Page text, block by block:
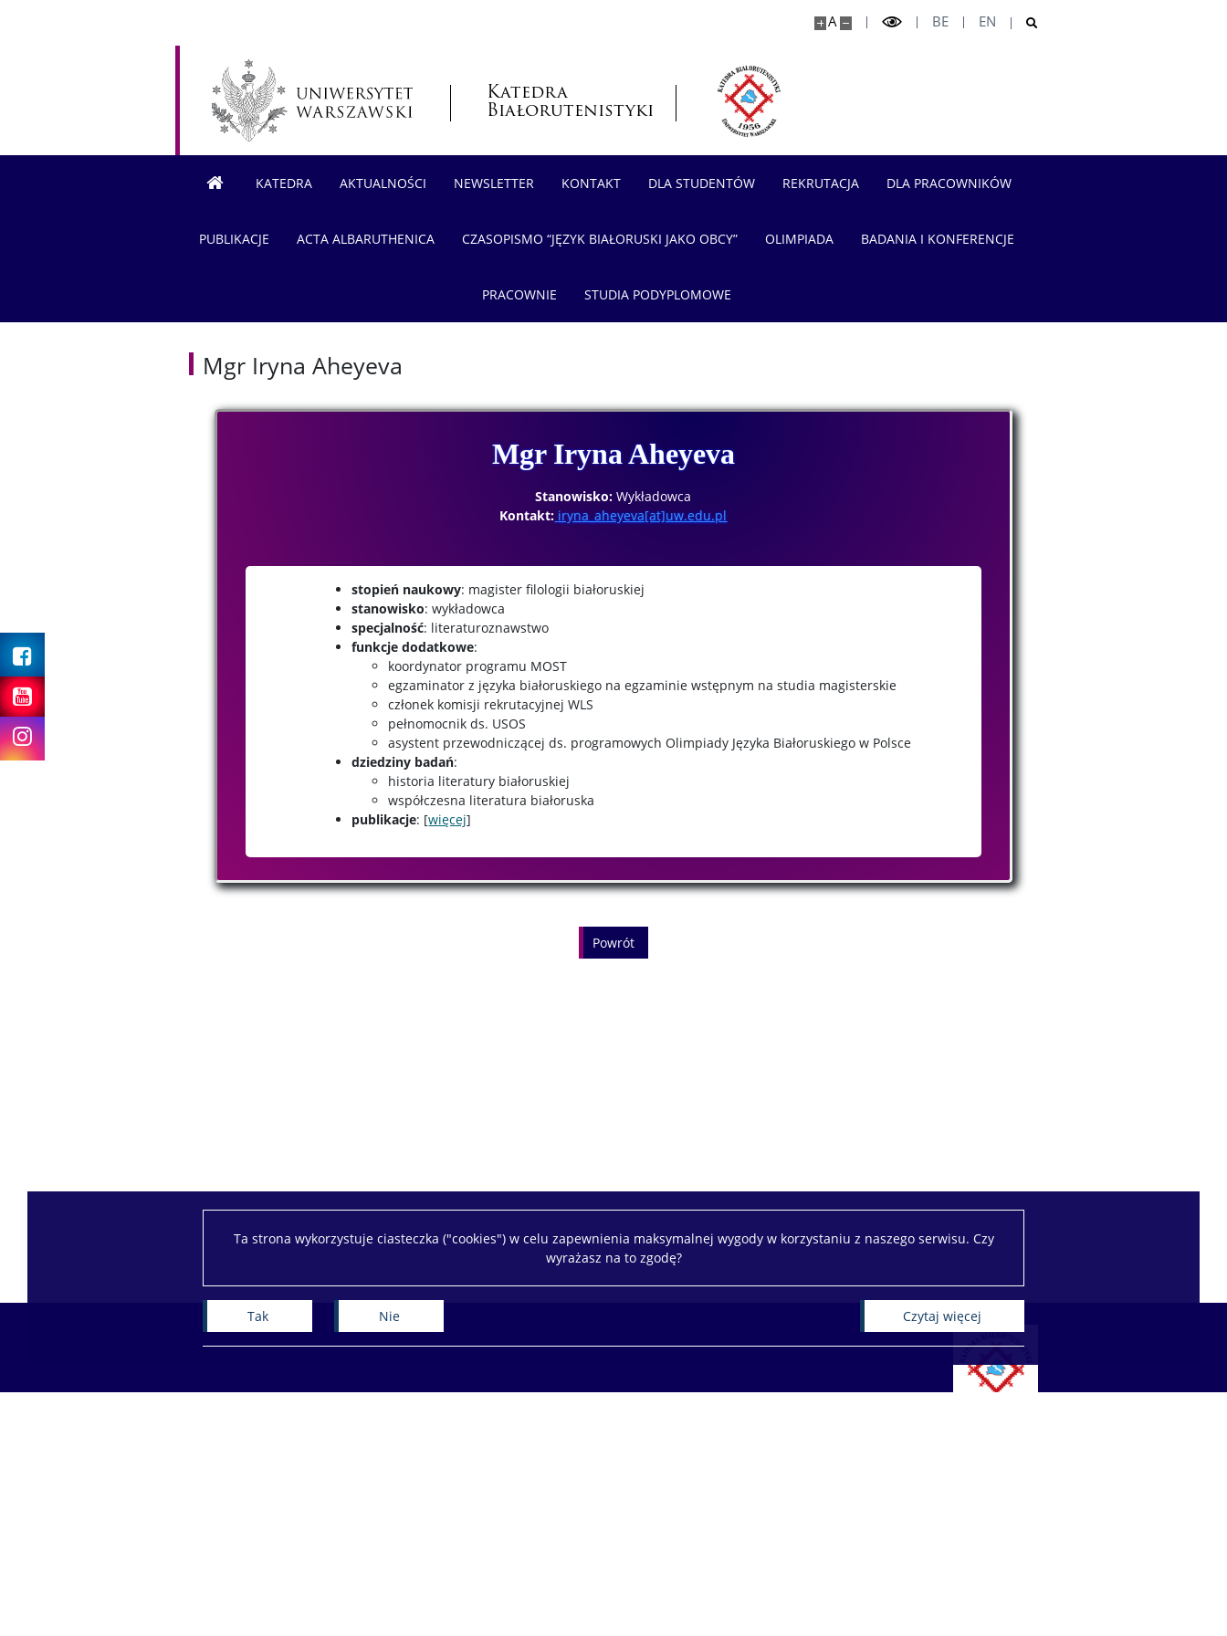
Ta strona wykorzystuje ciasteczka ("cookies") w celu zapewnienia maksymalnej wygody w korzystaniu z naszego serwisu. Czy
wyrażasz na to zgodę?
Tak Nie czytaj więcej
A BE EN
Katedra
Białorutenistyki
KATEDRA AKTUALNOŚCI NEWSLETTER KONTAKT DLA STUDENTÓW REKRUTACJA DLA PRACOWNIKÓW
PUBLIKACJE ACTA ALBARUTHENICA CZASOPISMO “JĘZYK BIAŁORUSKI JAKO OBCY” OLIMPIADA BADANIA I KONFERENCJE
PRACOWNIE STUDIA PODYPLOMOWE
Mgr Iryna Aheyeva
Mgr Iryna Aheyeva
Stanowisko: Wykładowca
Kontakt: iryna_aheyeva[at]uw.edu.pl
stopień naukowy: magister filologii białoruskiej
stanowisko: wykładowca
specjalność: literaturoznawstwo
funkcje dodatkowe:
koordynator programu MOST
egzaminator z języka białoruskiego na egzaminie wstępnym na studia magisterskie
członek komisji rekrutacyjnej WLS
pełnomocnik ds. USOS
asystent przewodniczącej ds. programowych Olimpiady Języka Białoruskiego w Polsce
dziedziny badań:
historia literatury białoruskiej
współczesna literatura białoruska
publikacje: [więcej]
powrót
Youtube
Instagram